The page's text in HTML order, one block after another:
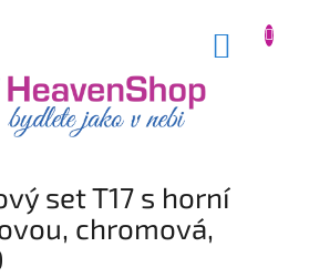
set T17 s horní
chromová,